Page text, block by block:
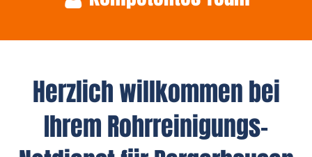
Herzlich willkommen bei
Ihrem Rohrreinigungs-